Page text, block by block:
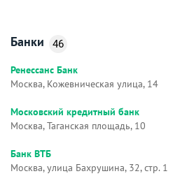
Банки 46
Ренессанс Банк
Москва, Кожевническая улица, 14
Московский кредитный банк
Москва, Таганская площадь, 10
Банк ВТБ
Москва, улица Бахрушина, 32, стр. 1